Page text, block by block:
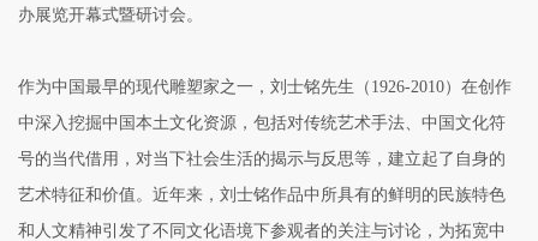
办展览开幕式暨研讨会。
作为中国最早的现代雕塑家之一，刘士铭先生（1926-2010）在创作
中深入挖掘中国本土文化资源，包括对传统艺术手法、中国文化符
号的当代借用，对当下社会生活的揭示与反思等，建立起了自身的
艺术特征和价值。近年来，刘士铭作品中所具有的鲜明的民族特色
和人文精神引发了不同文化语境下参观者的关注与讨论，为拓宽中